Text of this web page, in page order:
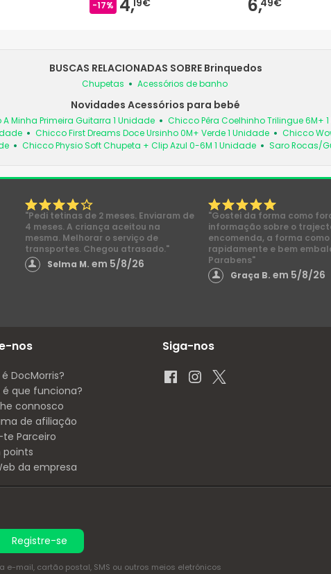
-17% 4,19€ 6,49€
BUSCAS RELACIONADAS SOBRE Brinquedos
Chupetas Acessórios de banho
Novidades Acessórios para bebé
Minha Primeira Guitarra 1 Unidade Chicco Pêra Coelhinho Trilingue 6M+
Chicco First Dreams Doce Ursinho 0M+ Verde 1 Unidade
Chicco
Chicco Physio Soft Chupeta + Clip Azul 0-6M 1 Unidade Saro Rocas/
"Pedi tetinas de 2 meses. Enviaram de
4 meses. A criança aceitou na
mesma. Melhorar o serviço de
transportes. Chegou atrasado."
Selma M. em 5/8/26
"Gostei da forma como
informação sobre o
encomenda, a forma
rapidamente e bem
Parabens"
Graça B.em 5/8/26
nos
DocMorris?
que funciona?
connosco
de afiliação
Parceiro
points
da empresa
Siga-nos
Registre-se
mail, cartão postal, SMS ou outros meios eletrónicos